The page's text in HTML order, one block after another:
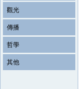
觀光
傳播
哲學
其他